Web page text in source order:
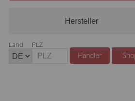
Hersteller
Land PLZ
Händler